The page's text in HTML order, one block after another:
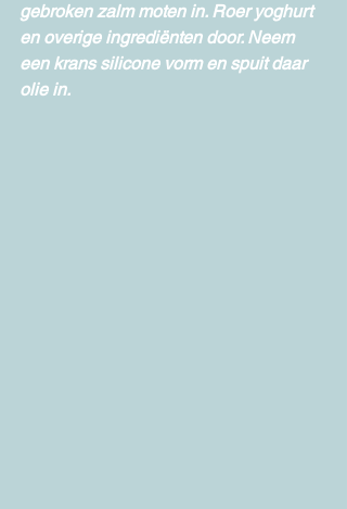
gebroken zalm moten in. Roer yoghurt
en overige ingrediënten door. Neem
een krans silicone vorm en spuit daar
olie in.